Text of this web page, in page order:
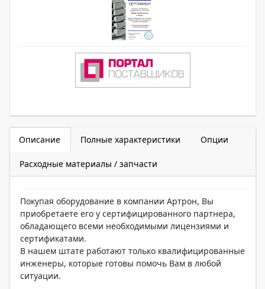
Описание Полные характеристики Опции
Расходные материалы / запчасти
Покупая оборудование в компании Артрон, Вы
приобретаете его у сертифицированного партнера,
обладающего всеми необходимыми лицензиями и
сертификатами.
В нашем штате работают только квалифицированные
инженеры, которые готовы помочь Вам в любой
ситуации.